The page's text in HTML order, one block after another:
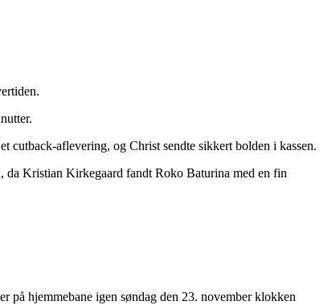
cutback-aflevering, og Christ sendte sikkert bolden i kassen.
da Kristian Kirkegaard fandt Roko Baturina med en fin
på hjemmebane igen søndag den 23. november klokken